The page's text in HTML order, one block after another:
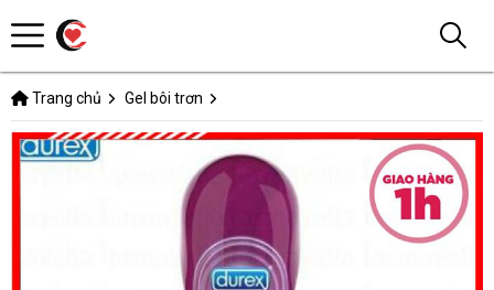
Trang chủ Gel bôi trơn